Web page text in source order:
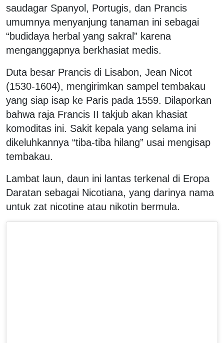
saudagar Spanyol, Portugis, dan Prancis
umumnya menyanjung tanaman ini sebagai
“budidaya herbal yang sakral” karena
menganggapnya berkhasiat medis.
Duta besar Prancis di Lisabon, Jean Nicot
(1530-1604), mengirimkan sampel tembakau
yang siap isap ke Paris pada 1559. Dilaporkan
bahwa raja Francis II takjub akan khasiat
komoditas ini. Sakit kepala yang selama ini
dikeluhkannya “tiba-tiba hilang” usai mengisap
tembakau.
Lambat laun, daun ini lantas terkenal di Eropa
Daratan sebagai Nicotiana, yang darinya nama
untuk zat nicotine atau nikotin bermula.